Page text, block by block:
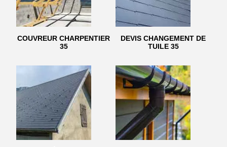
COUVREUR CHARPENTIER
35
DEVIS CHANGEMENT DE
TUILE 35